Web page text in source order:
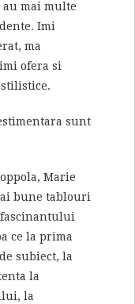
mai multe
Imi
ma
ofera si
sunt
Marie
bune tablouri
ce la prima
subiect, la
la
la